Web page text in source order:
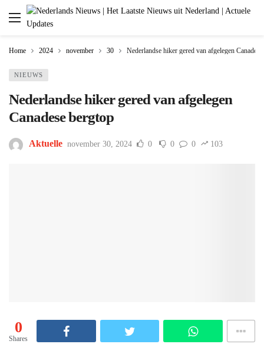
Home 2024 november 30 Nederlandse hiker gered van afgelegen
NIEUWS
Nederlandse hiker gered van afgelegen
Canadese bergtop
Aktuelle november 30, 2024 0 0 0 103
0
Shares